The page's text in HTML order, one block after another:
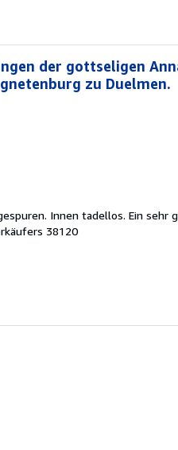
der gottseligen
zu Duelmen.
Innen tadellos. Ein sehr
38120